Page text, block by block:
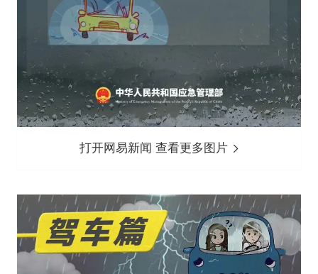
打开网易新闻 查看更多图片